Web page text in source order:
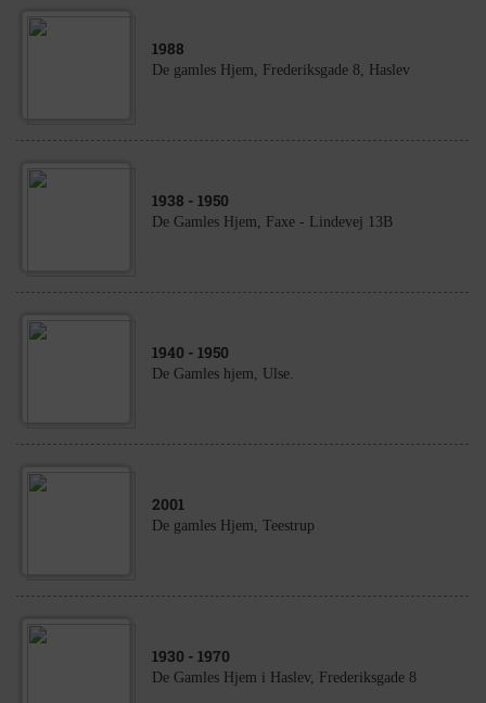
1988
De gamles Hjem, Frederiksgade 8, Haslev
1938 - 1950
De Gamles Hjem, Faxe - Lindevej 13B
1940 - 1950
De Gamles hjem, Ulse.
2001
De gamles Hjem, Teestrup
1930 - 1970
De Gamles Hjem i Haslev, Frederiksgade 8